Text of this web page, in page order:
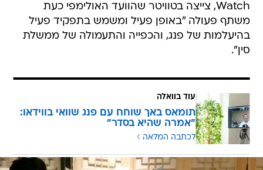
Watch, צייצה בטוויטר שהוועד האולימפי כעת
משתף פעולה "באופן פעיל ומשמש בתפקיד פעיל
בהיעלמות של פנג, והכפייה והתעמולה של ממשלת
סין".
עוד בוואלה
תומאס באך שוחח עם פנג שוואי בווידאו:
"אמרה שהיא בסדר"
לכתבה המלאה